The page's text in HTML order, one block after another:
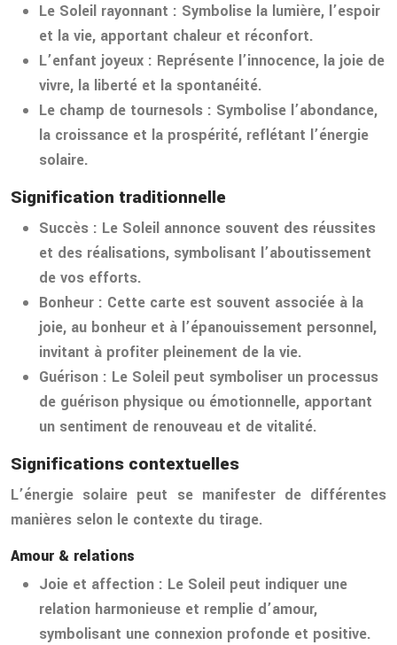
Le Soleil rayonnant : Symbolise la lumière, l’espoir
et la vie, apportant chaleur et réconfort.
L’enfant joyeux : Représente l’innocence, la joie de
vivre, la liberté et la spontanéité.
Le champ de tournesols : Symbolise l’abondance,
la croissance et la prospérité, reflétant l’énergie
solaire.
Signification traditionnelle
Succès : Le Soleil annonce souvent des réussites
et des réalisations, symbolisant l’aboutissement
de vos efforts.
Bonheur : Cette carte est souvent associée à la
joie, au bonheur et à l’épanouissement personnel,
invitant à profiter pleinement de la vie.
Guérison : Le Soleil peut symboliser un processus
de guérison physique ou émotionnelle, apportant
un sentiment de renouveau et de vitalité.
Significations contextuelles
L’énergie solaire peut se manifester de différentes
manières selon le contexte du tirage.
Amour & relations
Joie et affection : Le Soleil peut indiquer une
relation harmonieuse et remplie d’amour,
symbolisant une connexion profonde et positive.